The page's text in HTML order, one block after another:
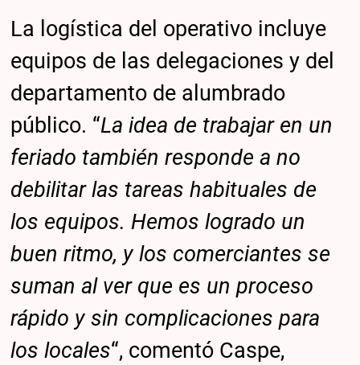
La logística del operativo incluye
equipos de las delegaciones y del
departamento de alumbrado
público. “La idea de trabajar en un
feriado también responde a no
debilitar las tareas habituales de
los equipos. Hemos logrado un
buen ritmo, y los comerciantes se
suman al ver que es un proceso
rápido y sin complicaciones para
los locales“, comentó Caspe,